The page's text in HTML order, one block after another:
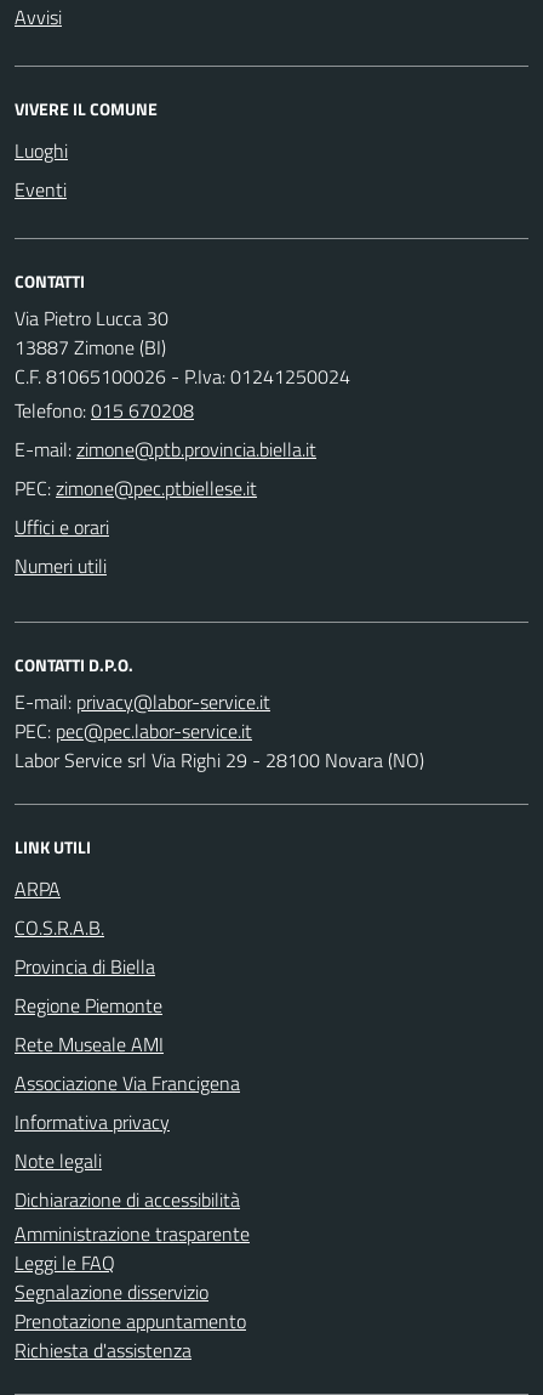
Avvisi
VIVERE IL COMUNE
Luoghi
Eventi
CONTATTI
Via Pietro Lucca 30
13887 Zimone (BI)
C.F. 81065100026 - P.Iva: 01241250024
Telefono:015 670208
E-mail:
PEC:
Uffici e orari
Numeri utili
CONTATTI D.P.O.
E-mail:
PEC:
Labor Service srl Via Righi 29 - 28100 Novara (NO)
LINK UTILI
ARPA
CO.S.R.A.B.
Provincia di Biella
Regione Piemonte
Rete Museale AMI
Associazione Via Francigena
Informativa privacy
Note legali
Dichiarazione di accessibilità
Amministrazione trasparente
Leggi le FAQ
Segnalazione disservizio
Prenotazione appuntamento
Richiesta d'assistenza